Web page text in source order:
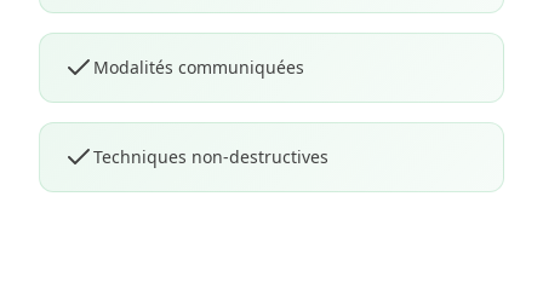
Modalités communiquées
Techniques non-destructives